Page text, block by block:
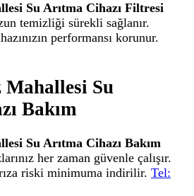
Su Arıtma Cihazı Filtresi
temizliği sürekli sağlanır.
performansı korunur.
Mahallesi Su
Bakım
Su Arıtma Cihazı Bakım
her zaman güvenle çalışır.
riski minimuma indirilir. Tel: